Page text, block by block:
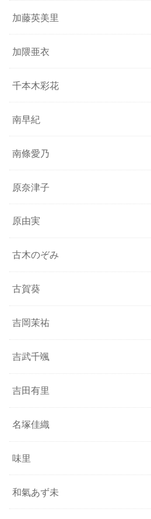
加藤英美里
加隈亜衣
千本木彩花
南早紀
南條愛乃
原奈津子
原由実
古木のぞみ
古賀葵
吉岡茉祐
吉武千颯
吉田有里
名塚佳織
味里
和氣あず未